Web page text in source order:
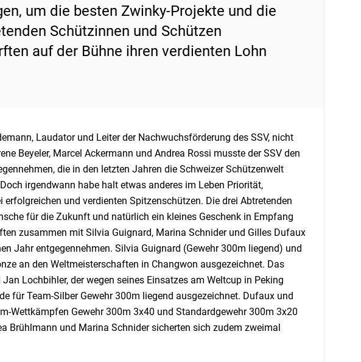
um die besten Zwinky-Projekte und die
Schützinnen und Schützen
auf der Bühne ihren verdienten Lohn
Laudator und Leiter der Nachwuchsförderung des SSV, nicht
Beyeler, Marcel Ackermann und Andrea Rossi musste der SSV den
die in den letzten Jahren die Schweizer Schützenwelt
irgendwann habe halt etwas anderes im Leben Priorität,
und verdienten Spitzenschützen. Die drei Abtretenden
für die Zukunft und natürlich ein kleines Geschenk in Empfang
zusammen mit Silvia Guignard, Marina Schnider und Gilles Dufaux
Jahr entgegennehmen. Silvia Guignard (Gewehr 300m liegend) und
an den Weltmeisterschaften in Changwon ausgezeichnet. Das
Lochbihler, der wegen seines Einsatzes am Weltcup in Peking
für Team-Silber Gewehr 300m liegend ausgezeichnet. Dufaux und
Wettkämpfen Gewehr 300m 3x40 und Standardgewehr 300m 3x20
Brühlmann und Marina Schnider sicherten sich zudem zweimal